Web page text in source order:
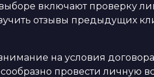
включают проверку
отзывы предыдущих
на условия
провести личную